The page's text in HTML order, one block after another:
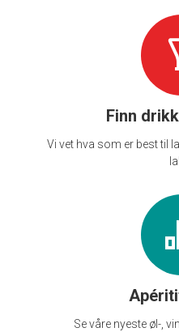
Finn
Vi vet hva som er best til
Se våre nyeste øl-,